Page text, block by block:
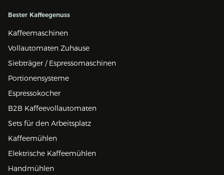
Bester Kaffeegenuss
Kaffeemaschinen
Vollautomaten Zuhause
Siebträger / Espressomaschinen
Portionensysteme
Espressokocher
B2B Kaffeevollautomaten
Sets für den Arbeitsplatz
Kaffeemühlen
Elektrische Kaffeemühlen
Handmühlen